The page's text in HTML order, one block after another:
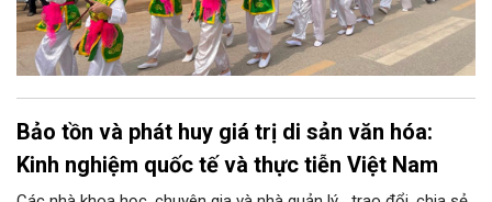
Bảo tồn và phát huy giá trị di sản văn hóa:
Kinh nghiệm quốc tế và thực tiễn Việt Nam